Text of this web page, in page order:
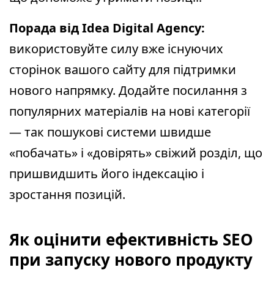
Порада від Idea Digital Agency:
використовуйте силу вже існуючих
сторінок вашого сайту для підтримки
нового напрямку. Додайте посилання з
популярних матеріалів на нові категорії
— так пошукові системи швидше
«побачать» і «довірять» свіжий розділ, що
пришвидшить його індексацію і
зростання позицій.
Як оцінити ефективність SEO
при запуску нового продукту